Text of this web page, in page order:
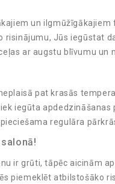
un
risinājumu, Jūs iegūstat
ar augstu blīvumu un
pat krasās
iegūta apdedzināšanas
regulāra
ir grūti, tāpēc aicinām
piemeklēt atbilstošāko